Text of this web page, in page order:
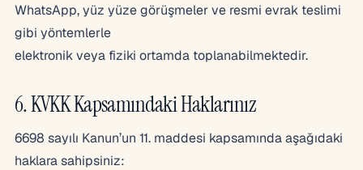
WhatsApp, yüz yüze görüşmeler ve resmi evrak teslimi
gibi yöntemlerle
elektronik veya fiziki ortamda toplanabilmektedir.
6. KVKK Kapsamındaki Haklarınız
6698 sayılı Kanun’un 11. maddesi kapsamında aşağıdaki
haklara sahipsiniz: